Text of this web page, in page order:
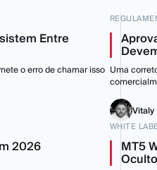
Entre
o erro de chamar isso Uma
Vitaly
2026
WHITE
MT5